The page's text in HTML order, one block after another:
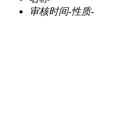
审核时间-性质-